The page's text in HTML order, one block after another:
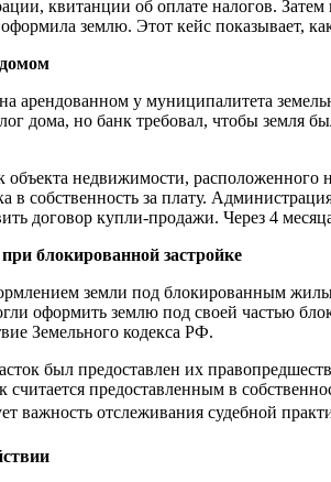
квитанции об оплате налогов.
землю. Этот кейс показывает,
арендованном у муниципалитета
дома, но банк требовал, чтобы земля
объекта недвижимости,
в собственность за плату.
договор купли-продажи. Через 4
блокированной застройке
земли под блокированным
оформить землю под своей частью
Земельного кодекса РФ.
был предоставлен их
предоставленным в
важность отслеживания судебной